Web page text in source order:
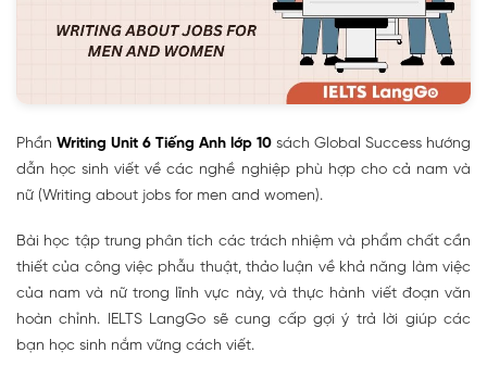
Phần Writing Unit 6 Tiếng Anh lớp 10 sách Global Success hướng
dẫn học sinh viết về các nghề nghiệp phù hợp cho cả nam và
nữ (Writing about jobs for men and women).
Bài học tập trung phân tích các trách nhiệm và phẩm chất cần
thiết của công việc phẫu thuật, thảo luận về khả năng làm việc
của nam và nữ trong lĩnh vực này, và thực hành viết đoạn văn
hoàn chỉnh. IELTS LangGo sẽ cung cấp gợi ý trả lời giúp các
bạn học sinh nắm vững cách viết.